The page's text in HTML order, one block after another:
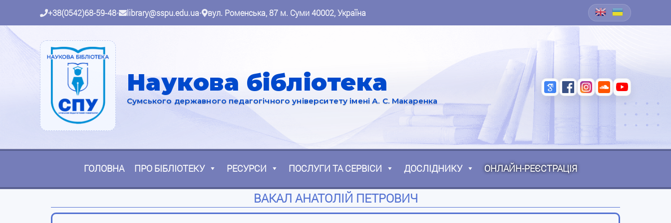
+38(0542)68-59-48• library@sspu.edu.ua• вул. Роменська, 87 м. Суми 40002, Україна
Наукова бібліотека
Сумського державного педагогічного університету імені А. С. Макаренка
ГОЛОВНА ПРО БІБЛІОТЕКУ РЕСУРСИ ПОСЛУГИ ТА СЕРВІСИ ДОСЛІДНИКУ ОНЛАЙН-РЕЄСТРАЦІЯ
ВАКАЛ АНАТОЛІЙ ПЕТРОВИЧ